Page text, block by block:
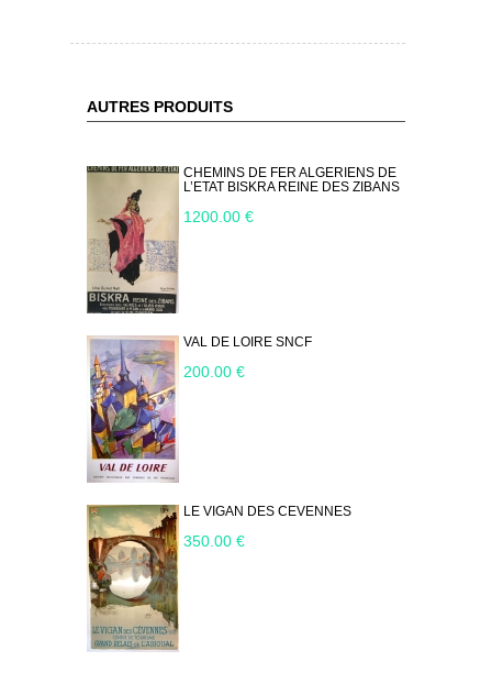
AUTRES PRODUITS
CHEMINS DE FER ALGERIENS DE
L’ETAT BISKRA REINE DES ZIBANS
1200.00 €
VAL DE LOIRE SNCF
200.00 €
LE VIGAN DES CEVENNES
350.00 €